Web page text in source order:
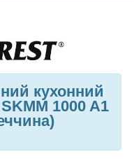
кухонний
1000 A1